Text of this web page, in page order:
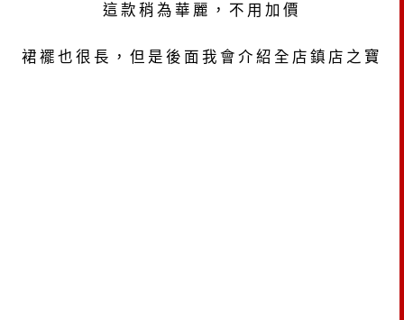
這款稍為華麗，不用加價
裙襬也很長，但是後面我會介紹全店鎮店之寶